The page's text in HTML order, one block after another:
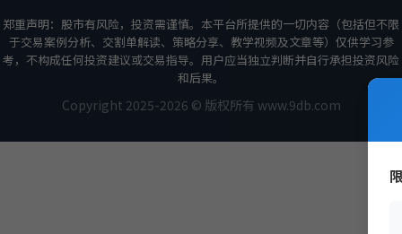
郑重声明：股市有风险，投资需谨慎。本平台所提供的一切内容（包括但不限
于交易案例分析、交割单解读、策略分享、教学视频及文章等）仅供学习参
考，不构成任何投资建议或交易指导。用户应当独立判断并自行承担投资风险
和后果。
Copyright 2025-2026 © 版权所有 www.9db.com